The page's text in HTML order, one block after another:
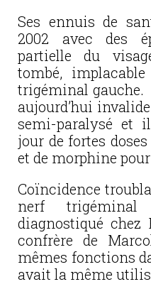
Ses ennuis de
2002 avec des
partielle du
tombé,
trigéminal gauche.
aujourd’hui
semi-paralysé et
jour de fortes
et de morphine
Coïncidence
nerf
diagnostiqué chez
confrère de
mêmes fonctions
avait la même